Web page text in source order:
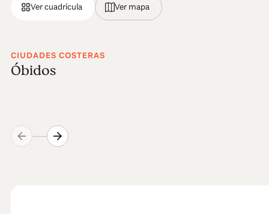
Ver cuadrícula Ver mapa
CIUDADES COSTERAS
Óbidos